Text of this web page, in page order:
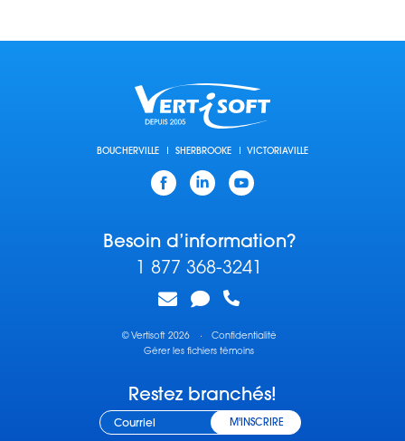
BOUCHERVILLE SHERBROOKE VICTORIAVILLE
Facebook
LinkedinYouTube
Besoin d’information?
1 877 368-3241
© Vertisoft 2026 ·
Confidentialité
Gérer les fichiers témoins
Restez branchés!